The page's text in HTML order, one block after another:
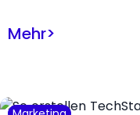
Mehr>